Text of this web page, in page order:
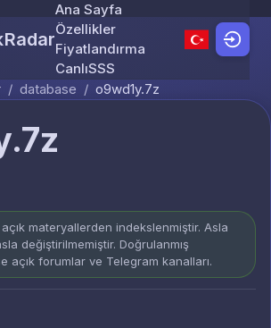
Skip to content
Ana Sayfa
Özellikler
Fiyatlandırma
CanlıSSS
/ database / o9wd1y.7z
materyallerden indekslenmiştir. Asla
değiştirilmemiştir. Doğrulanmış
açık forumlar ve Telegram kanalları.